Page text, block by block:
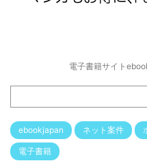
電子書籍サイト
ebookjapan ネット案件
電子書籍